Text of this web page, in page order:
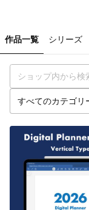
作品一覧 シリーズ